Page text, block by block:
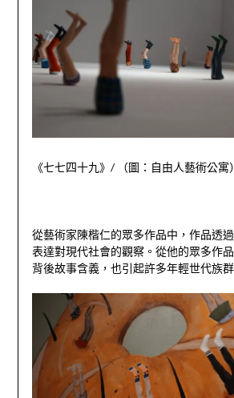
《七七四十九》 / （圖：自由人藝術公寓）
從藝術家陳楷仁的眾多作品中，作品透
表達對現代社會的觀察。從他的眾多作
背後故事含義，也引起許多年輕世代族群